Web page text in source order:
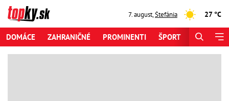
7. august,Štefánia 27 °C
DOMÁCE ZAHRANIČNÉ PROMINENTI ŠPORT